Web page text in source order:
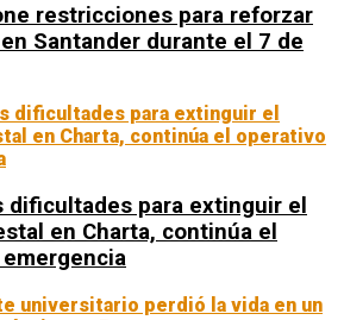
restricciones para reforzar
Santander durante el 7 de
dificultades para extinguir el
en Charta, continúa el